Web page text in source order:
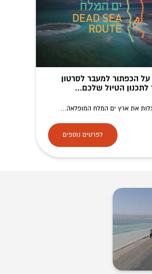
הכפתור למעבר לסרטון
הטיול שלכם...
את ארץ ים המלח המופלאה...
לפרטים נוספים